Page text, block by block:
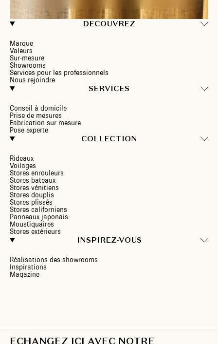
ECHANGEZ ICI AVEC NOTRE
DECOUVREZ
Marque
Valeurs
Sur-mesure
Showrooms
Services pour les professionnels
Nous rejoindre
SERVICES
Conseil à domicile
Prise de mesures
Fabrication sur mesure
Pose experte
COLLECTION
Rideaux
Voilages
Stores enrouleurs
Stores bateaux
Stores vénitiens
Stores douplis
Stores plissés
Stores californiens
Panneaux japonais
Moustiquaires
Stores extérieurs
INSPIREZ-VOUS
Réalisations des showrooms
Inspirations
Magazine
CH/FR